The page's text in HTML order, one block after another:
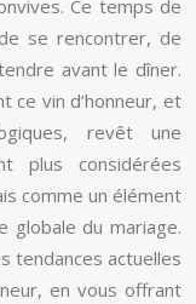
Ce temps de
se rencontrer, de
avant le dîner.
ce vin d’honneur, et
revêt une
plus considérées
comme un élément
globale du mariage.
tendances actuelles
en vous offrant